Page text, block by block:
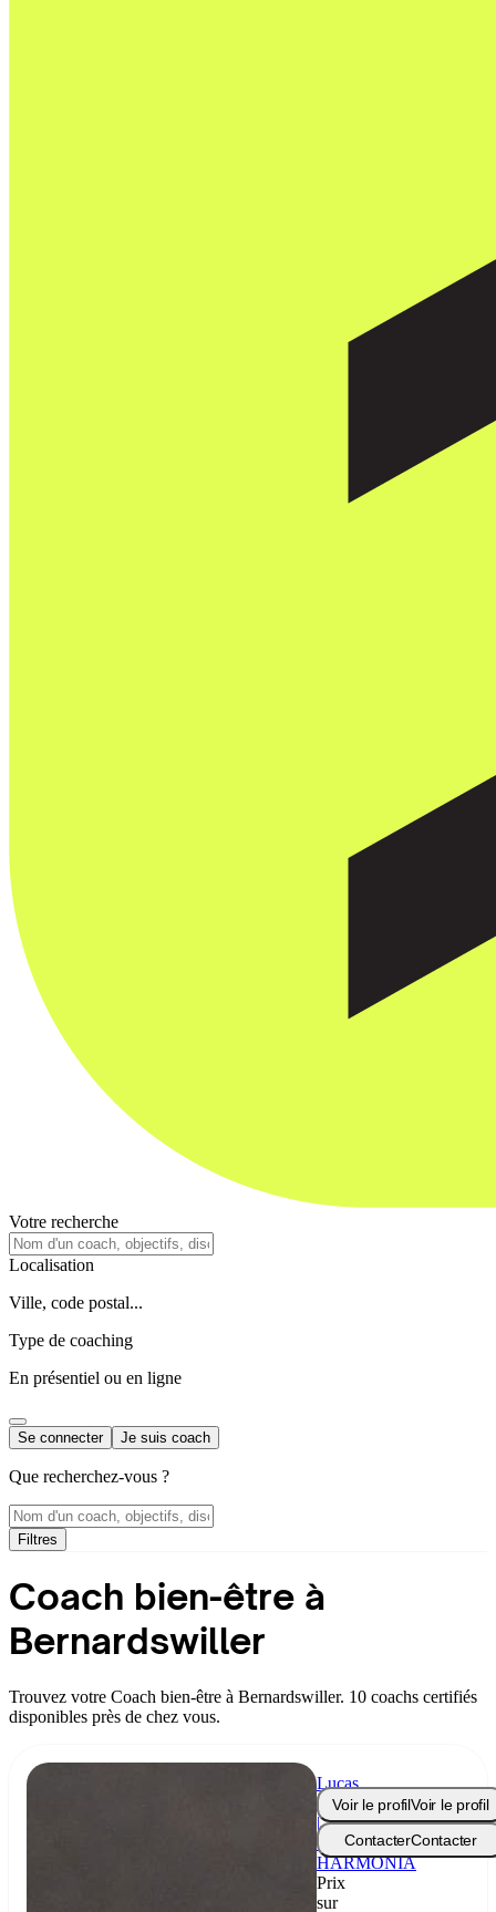
Votre recherche
Localisation
Ville, code postal...
Type de coaching
En présentiel ou en ligne
Se connecter Je suis coach
Que recherchez-vous ?
Filtres
Coach bien-être à
Bernardswiller
Trouvez votre Coach bien-être à Bernardswiller. 10 coachs certifiés
disponibles près de chez vous.
Lucas
Routin
|
Coach
HARMONIA
Prix
sur
Voir le profilVoir le profil
ContacterContacter